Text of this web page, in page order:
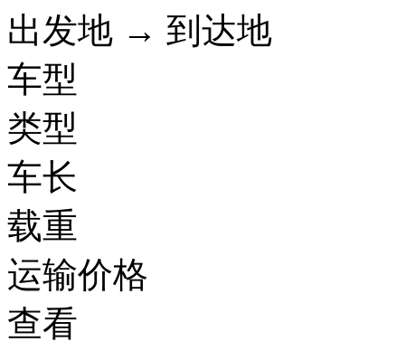
出发地 → 到达地
车型
类型
车长
载重
运输价格
查看